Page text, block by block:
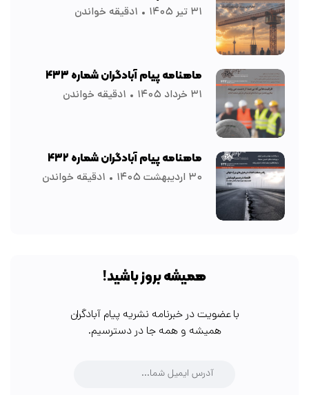
۳۱ تیر ۱۴۰۵ ۱دقیقه خواندن
ماهنامه پیام آبادگران شماره ۴۳۳
۳۱ خرداد ۱۴۰۵ ۱دقیقه خواندن
ماهنامه پیام آبادگران شماره ۴۳۲
۳۰ اردیبهشت ۱۴۰۵ ۱دقیقه خواندن
همیشه بروز باشید!
با عضویت در خبرنامه نشریه پیام آبادگران
همیشه و همه جا در دسترسیم.